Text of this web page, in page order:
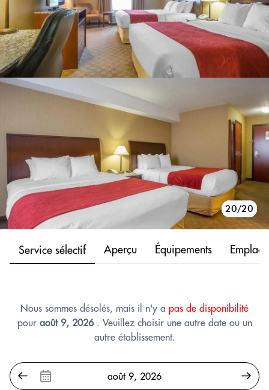
1/20
2/20
3/20
4/20
5/20
6/20
7/20
8/20
9/20
10/20
11/20
12/20
13/20
14/20
15/20
16/20
17/20
18/20
19/20
20/20
Service sélectif Aperçu Équipements
Nous sommes désolés, mais il n'y a pas de disponibilité
pour août 9, 2026. Veuillez choisir une autre date ou un
autre établissement.